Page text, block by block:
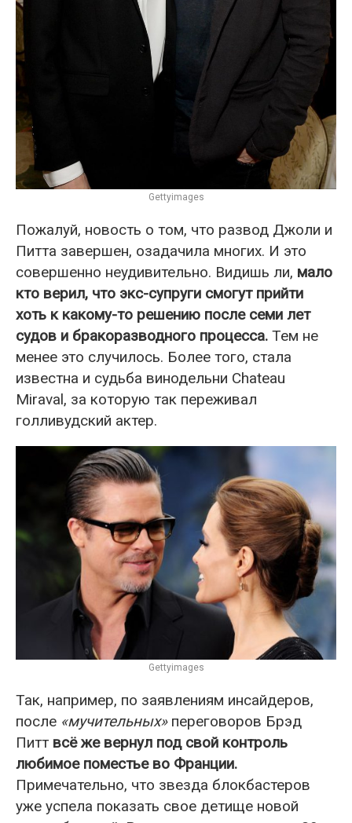
Gettyimages
Пожалуй, новость о том, что развод Джоли и
Питта завершен, озадачила многих. И это
совершенно неудивительно. Видишь ли, мало
кто верил, что экс-супруги смогут прийти
хоть к какому-то решению после семи лет
судов и бракоразводного процесса. Тем не
менее это случилось. Более того, стала
известна и судьба винодельни Chateau
Miraval, за которую так переживал
голливудский актер.
Gettyimages
Так, например, по заявлениям инсайдеров,
после «мучительных»переговоров Брэд
Питт всё же вернул под свой контроль
любимое поместье во Франции.
Примечательно, что звезда блокбастеров
уже успела показать свое детище новой